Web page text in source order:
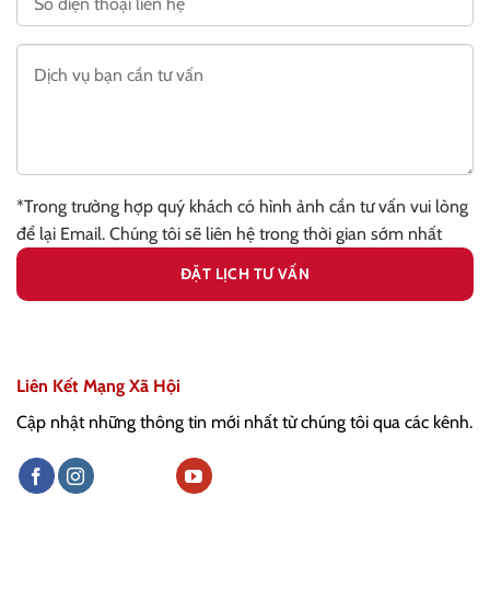
*Trong trường hợp quý khách có hình ảnh cần tư vấn vui lòng
để lại Email. Chúng tôi sẽ liên hệ trong thời gian sớm nhất
Liên Kết Mạng Xã Hội
Cập nhật những thông tin mới nhất từ chúng tôi qua các kênh.